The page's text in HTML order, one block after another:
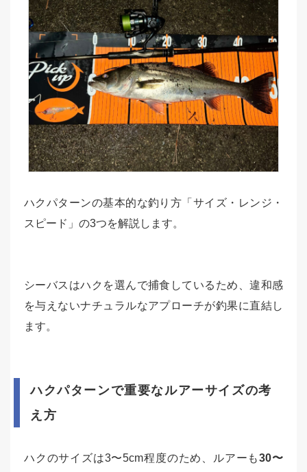
ハクパターンの基本的な釣り方「サイズ・レンジ・
スピード」の3つを解説します。
シーバスはハクを選んで捕食しているため、違和感
を与えないナチュラルなアプローチが釣果に直結し
ます。
ハクパターンで重要なルアーサイズの考
え方
ハクのサイズは3〜5cm程度のため、ルアーも30〜